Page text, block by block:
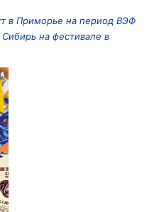
в Приморье на период ВЭФ
Сибирь на фестивале в